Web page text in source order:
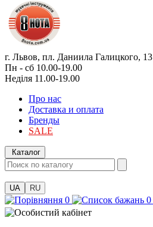
г. Львов, пл. Даниила Галицкого, 13
Пн - сб 10.00-19.00
Неділя 11.00-19.00
Про нас
Доставка и оплата
Бренды
SALE
Каталог
UA RU
0 0